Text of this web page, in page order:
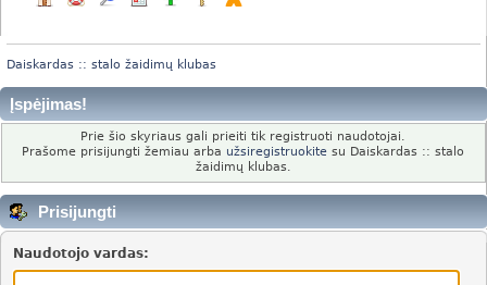
Daiskardas :: stalo žaidimų klubas
Įspėjimas!
Prie šio skyriaus gali prieiti tik registruoti naudotojai.
Prašome prisijungti žemiau arba užsiregistruokite su Daiskardas :: stalo
žaidimų klubas.
Prisijungti
Naudotojo vardas: